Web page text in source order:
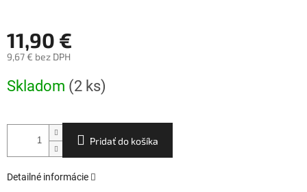
11,90 €
9,67 € bez DPH
cena:
Skladom (2 ks)
Pridať do košíka
Detailné informácie